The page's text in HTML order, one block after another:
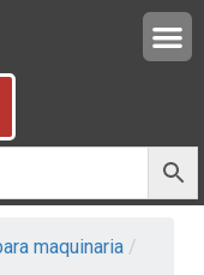
maquinaria /